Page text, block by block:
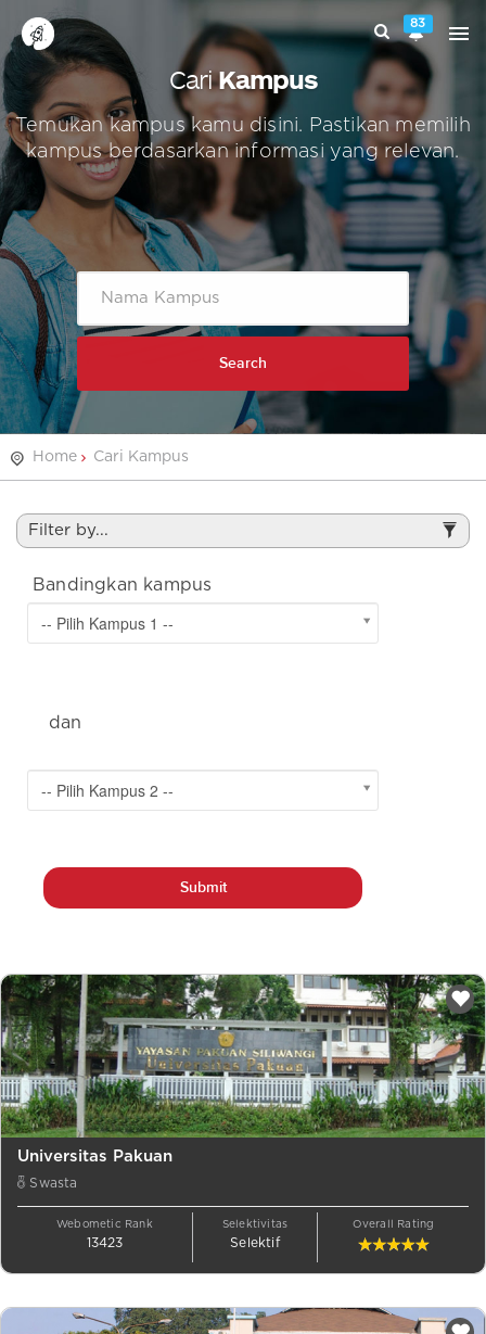
83
CariKampus
Temukan kampus kamu disini. Pastikan memilih
kampus berdasarkan informasi yang relevan.
Search
Home Cari Kampus
Filter by...
Bandingkan kampus
-- Pilih Kampus 1 --
dan
-- Pilih Kampus 2 --
Submit
Universitas Pakuan
Swasta
Webometic Rank
13423
Selektivitas
Selektif
Overall Rating